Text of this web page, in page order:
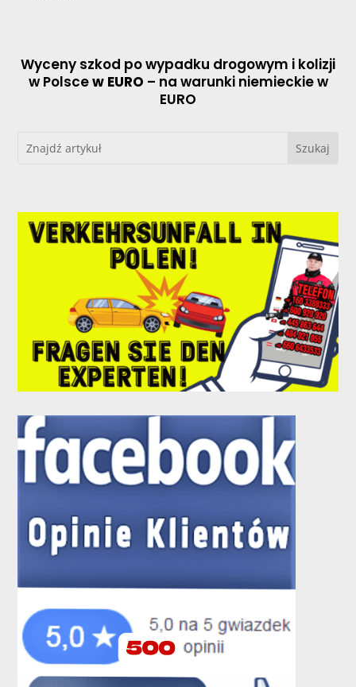
Wyceny szkod po wypadku drogowym i kolizji
w Polscew EURO – na warunki niemieckie w
EURO